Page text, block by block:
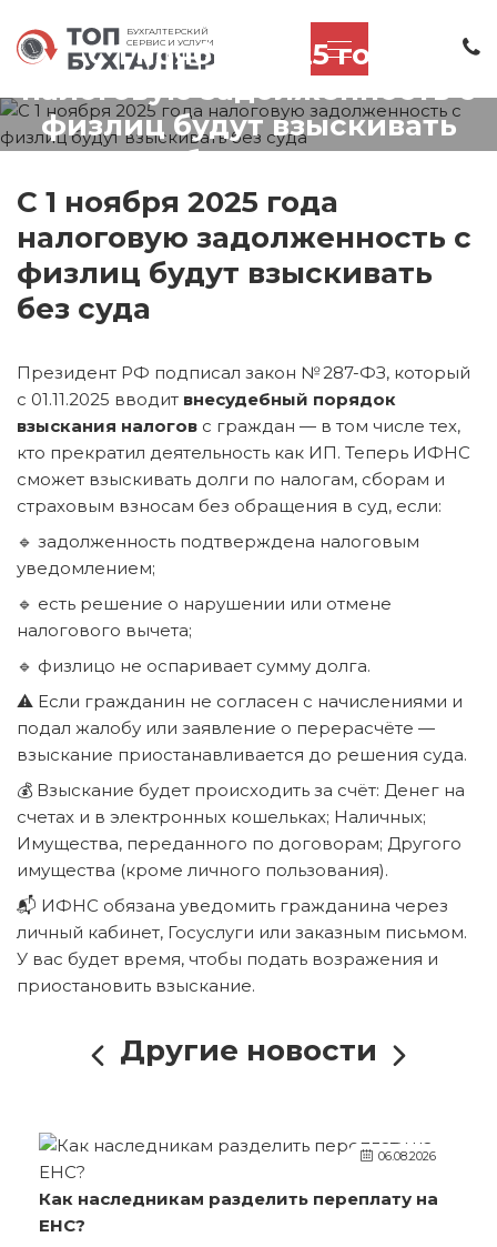
БУХГАЛТЕРСКИЙ
СЕРВИС И УСЛУГИ
С 1 ноября 2025 года
налоговую задолженность с
физлиц будут взыскивать
без суда
С 1 ноября 2025 года
налоговую задолженность с
физлиц будут взыскивать
без суда
Президент РФ подписал закон № 287-ФЗ, который
с 01.11.2025 вводит внесудебный порядок
взыскания налогов с граждан — в том числе тех,
кто прекратил деятельность как ИП. Теперь ИФНС
сможет взыскивать долги по налогам, сборам и
страховым взносам без обращения в суд, если:
🔹 задолженность подтверждена налоговым
уведомлением;
🔹 есть решение о нарушении или отмене
налогового вычета;
🔹 физлицо не оспаривает сумму долга.
⚠️ Если гражданин не согласен с начислениями и
подал жалобу или заявление о перерасчёте —
взыскание приостанавливается до решения суда.
💰 Взыскание будет происходить за счёт: Денег на
счетах и в электронных кошельках; Наличных;
Имущества, переданного по договорам; Другого
имущества (кроме личного пользования).
📬 ИФНС обязана уведомить гражданина через
личный кабинет, Госуслуги или заказным письмом.
У вас будет время, чтобы подать возражения и
приостановить взыскание.
Другие новости
06.08.2026
Как наследникам разделить переплату на
ЕНС?